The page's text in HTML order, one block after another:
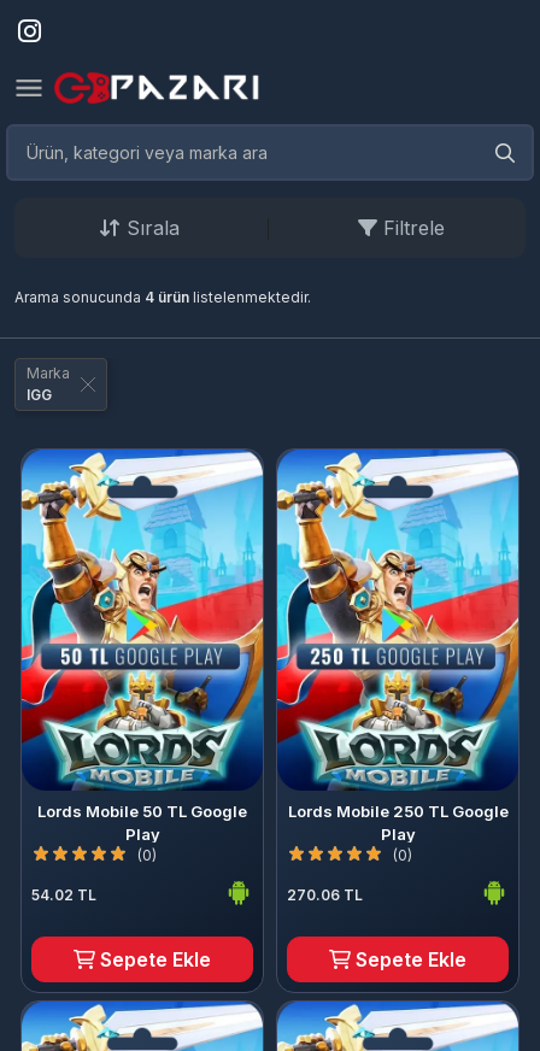
Sırala Filtrele
Arama sonucunda 4 ürün listelenmektedir.
Marka
IGG
Lords Mobile 50 TL Google
Play
(0)
54.02 TL
Sepete Ekle
Lords Mobile 250 TL Google
Play
(0)
270.06 TL
Sepete Ekle